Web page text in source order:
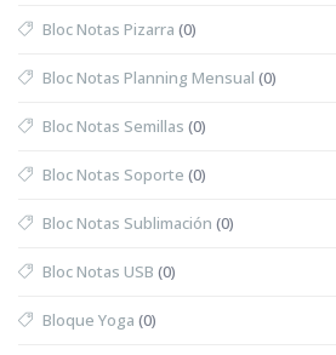
Bloc Notas Pizarra (0)
Bloc Notas Planning Mensual (0)
Bloc Notas Semillas (0)
Bloc Notas Soporte (0)
Bloc Notas Sublimación (0)
Bloc Notas USB (0)
Bloque Yoga (0)